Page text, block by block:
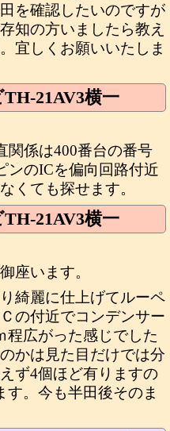
を確認したいのですが
知の方いましたら教え
宜しくお願いいたしま
21AV3横一
関係は400番台の番号
ンのICを偏向回路付近
くても探せます。
21AV3横一
座います。
綺麗に仕上げてルーペ
の付近でコンデンサー
程広がった感じでした
かは見た目だけでは分
ず4個ほど有りますの
す。今も半田後そのま